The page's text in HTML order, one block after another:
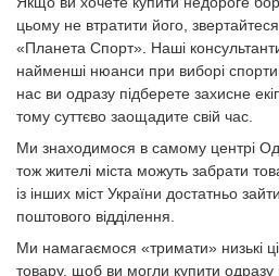
цьому не втратити його,
«Планета Спорт». Наші
найменші нюанси при виборі
нас ви одразу підберете захисне
тому суттєво заощадите свій час.
Ми знаходимося в самому центрі
тож жителі міста можуть забрати
із інших міст України достатньо
поштового відділення.
Ми намагаємося «тримати» низькі
товару, щоб ви могли купити одразу